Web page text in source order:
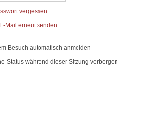
vergessen
Mail erneut senden
Besuch automatisch anmelden
Status während dieser Sitzung verbergen